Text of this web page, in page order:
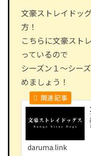
文豪ストレイドッ
方！
こちらに文豪スト
っているので
シーズン１〜シー
めましょう！
daruma.link